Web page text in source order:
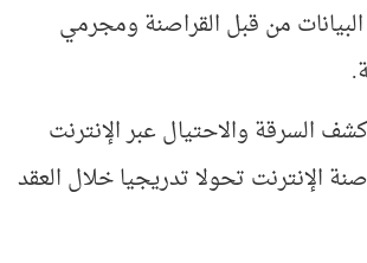
من قبل القراصنة ومجرمي
السرقة والاحتيال عبر الإنترنت
الإنترنت تحولا تدريجيا خلال العقد